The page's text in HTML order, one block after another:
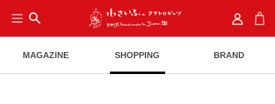
search
MAGAZINE SHOPPING BRAND